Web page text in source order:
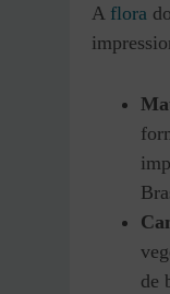
A flora
de